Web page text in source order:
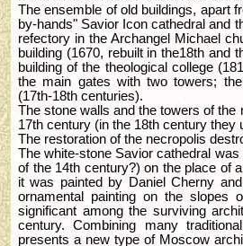
The ensemble of old buildings, apart
by-hands" Savior Icon cathedral and
refectory in the Archangel Michael
building (1670, rebuilt in the18th and
building of the theological college
the main gates with two towers;
(17th-18th centuries).
The stone walls and the towers of
17th century (in the 18th century
The restoration of the necropolis
The white-stone Savior cathedral
of the 14th century?) on the place of
it was painted by Daniel Cherny
ornamental painting on the slopes
significant among the surviving
century. Combining many
presents a new type of Moscow